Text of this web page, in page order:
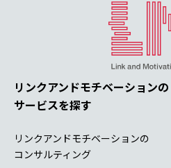
リンクアンドモチベーションの
サービスを探す
リンクアンドモチベーションの
コンサルティング